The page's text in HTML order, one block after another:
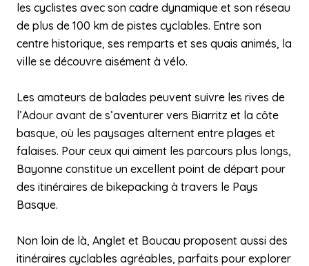
les cyclistes avec son cadre dynamique et son réseau
de plus de 100 km de pistes cyclables. Entre son
centre historique, ses remparts et ses quais animés, la
ville se découvre aisément à vélo.
Les amateurs de balades peuvent suivre les rives de
l’Adour avant de s’aventurer vers Biarritz et la côte
basque, où les paysages alternent entre plages et
falaises. Pour ceux qui aiment les parcours plus longs,
Bayonne constitue un excellent point de départ pour
des itinéraires de bikepacking à travers le Pays
Basque.
Non loin de là, Anglet et Boucau proposent aussi des
itinéraires cyclables agréables, parfaits pour explorer